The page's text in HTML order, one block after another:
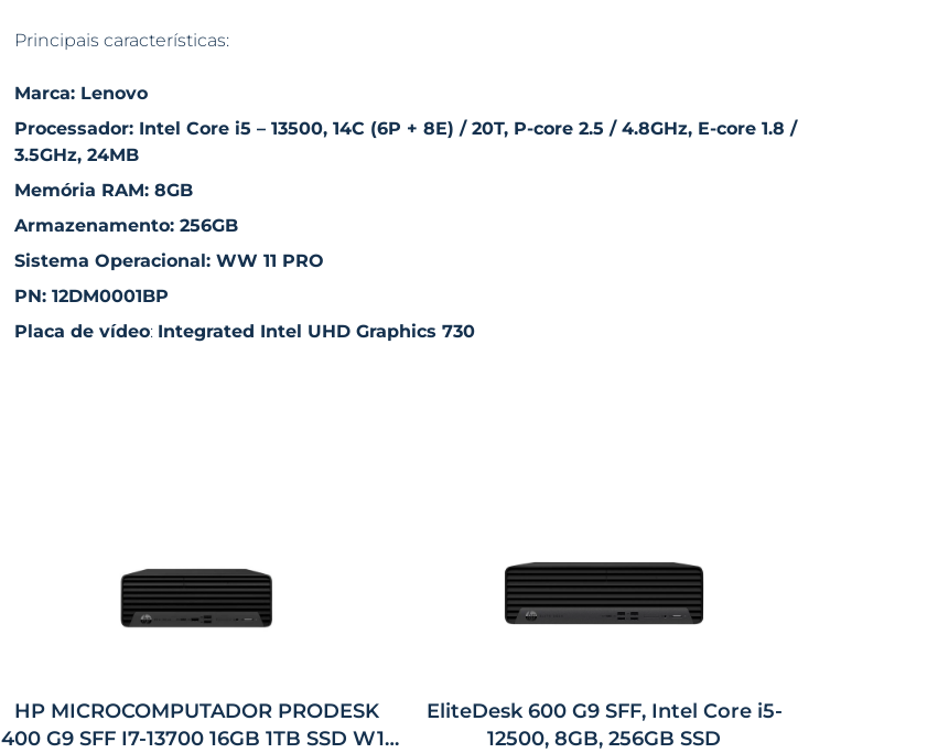
Principais características:
Marca: Lenovo
Processador: Intel Core i5 – 13500, 14C (6P + 8E) / 20T, P-core 2.5 / 4.8GHz, E-core 1.8 /
3.5GHz, 24MB
Memória RAM: 8GB
Armazenamento: 256GB
Sistema Operacional: WW 11 PRO
PN: 12DM0001BP
Placa de vídeo: Integrated Intel UHD Graphics 730
HP MICROCOMPUTADOR PRODESK
400 G9 SFF I7-13700 16GB 1TB SSD W11
EliteDesk 600 G9 SFF, Intel Core i5-
12500, 8GB, 256GB SSD